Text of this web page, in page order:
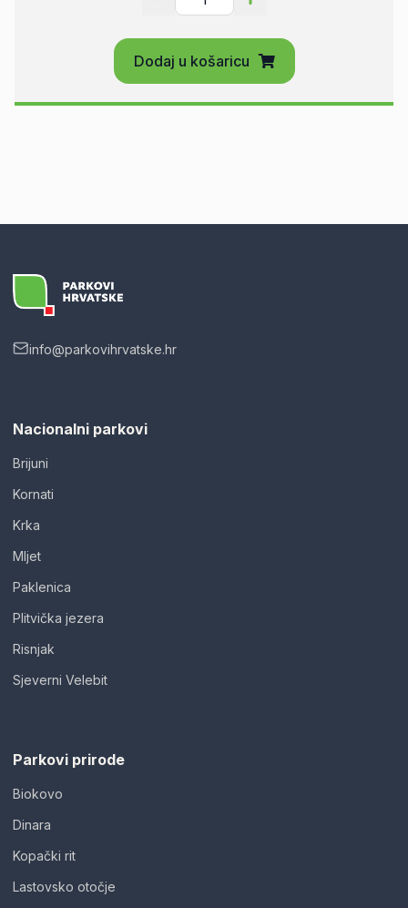
Dodaj u košaricu
info@parkovihrvatske.hr
Nacionalni parkovi
Brijuni
Kornati
Krka
Mljet
Paklenica
Plitvička jezera
Risnjak
Sjeverni Velebit
Parkovi prirode
Biokovo
Dinara
Kopački rit
Lastovsko otočje